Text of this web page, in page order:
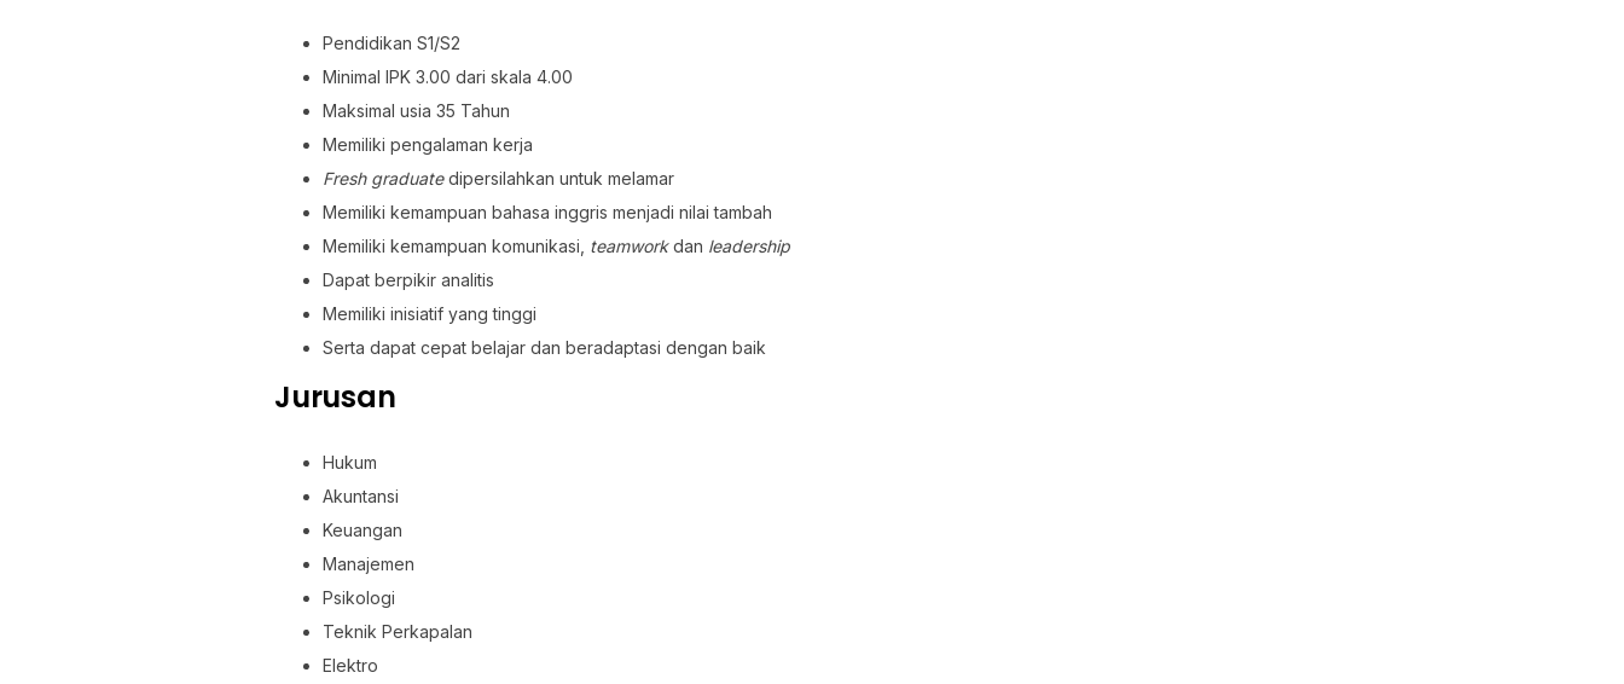
Pendidikan S1/S2
Minimal IPK 3.00 dari skala 4.00
Maksimal usia 35 Tahun
Memiliki pengalaman kerja
Fresh graduatedipersilahkan untuk melamar
Memiliki kemampuan bahasa inggris menjadi nilai tambah
Memiliki kemampuan komunikasi, teamworkdan leadership
Dapat berpikir analitis
Memiliki inisiatif yang tinggi
Serta dapat cepat belajar dan beradaptasi dengan baik
Jurusan
Hukum
Akuntansi
Keuangan
Manajemen
Psikologi
Teknik Perkapalan
Elektro